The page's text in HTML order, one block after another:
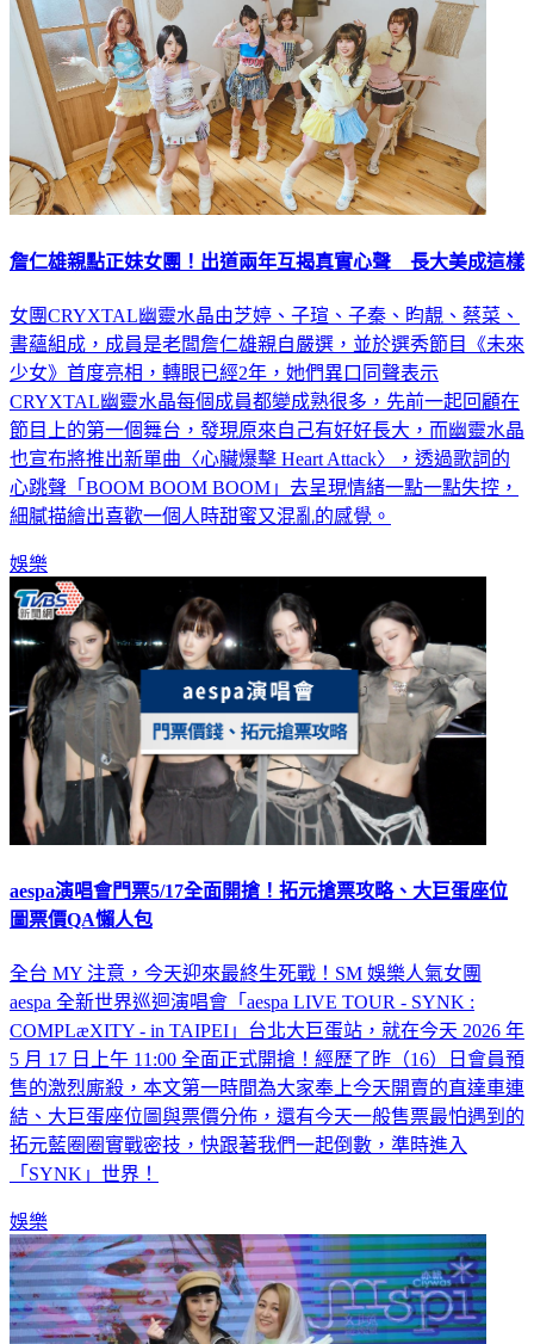
詹仁雄親點正妹女團！出道兩年互揭真實心聲 長大美成這樣
女團CRYXTAL幽靈水晶由芝婷、子瑄、子秦、昀靚、蔡菜、
書蘊組成，成員是老闆詹仁雄親自嚴選，並於選秀節目《未來
少女》首度亮相，轉眼已經2年，她們異口同聲表示
CRYXTAL幽靈水晶每個成員都變成熟很多，先前一起回顧在
節目上的第一個舞台，發現原來自己有好好長大，而幽靈水晶
也宣布將推出新單曲〈心臟爆擊 Heart Attack〉，透過歌詞的
心跳聲「BOOM BOOM BOOM」去呈現情緒一點一點失控，
細膩描繪出喜歡一個人時甜蜜又混亂的感覺。
娛樂
aespa演唱會門票5/17全面開搶！拓元搶票攻略、大巨蛋座位
圖票價QA懶人包
全台 MY 注意，今天迎來最終生死戰！SM 娛樂人氣女團
aespa 全新世界巡迴演唱會「aespa LIVE TOUR - SYNK :
COMPLæXITY - in TAIPEI」台北大巨蛋站，就在今天 2026 年
5 月 17 日上午 11:00 全面正式開搶！經歷了昨（16）日會員預
售的激烈廝殺，本文第一時間為大家奉上今天開賣的直達車連
結、大巨蛋座位圖與票價分佈，還有今天一般售票最怕遇到的
拓元藍圈圈實戰密技，快跟著我們一起倒數，準時進入
「SYNK」世界！
娛樂